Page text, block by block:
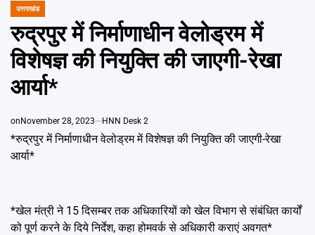
POSTED
उत्तराखंड
रुद्रपुर में निर्माणाधीन वेलोड्रम में
विशेषज्ञ की नियुक्ति की जाएगी-रेखा
आर्या*
onNovember 28, 2023 HNN Desk 2
*रुद्रपुर में निर्माणाधीन वेलोड्रम में विशेषज्ञ की नियुक्ति की जाएगी-रेखा
आर्या*
*खेल मंत्री ने 15 दिसम्बर तक अधिकारियों को खेल विभाग से संबंधित कार्यों
को पूर्ण करने के दिये निर्देश, कहा होमवर्क से अधिकारी कराएं अवगत*